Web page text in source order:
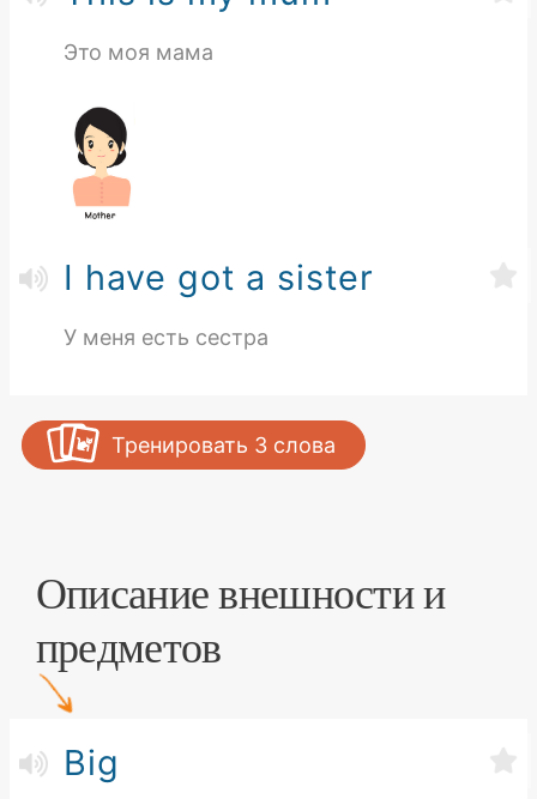
Это моя мама
I have got a sister
У меня есть сестра
Тренировать 3 слова
Описание внешности и
предметов
Big